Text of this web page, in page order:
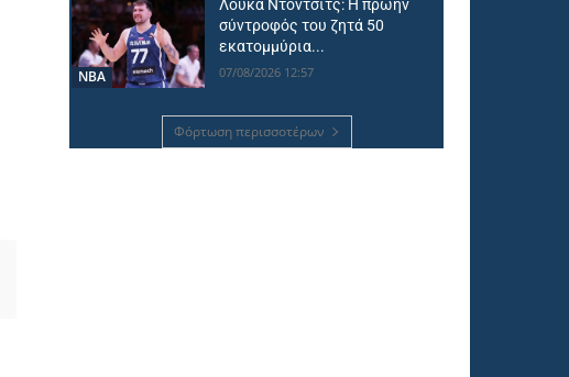
NBA
Λούκα Ντόντσιτς: Η πρώην
σύντροφός του ζητά 50
εκατομμύρια...
07/08/2026 12:57
Φόρτωση περισσοτέρων